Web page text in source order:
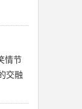
情节
交融